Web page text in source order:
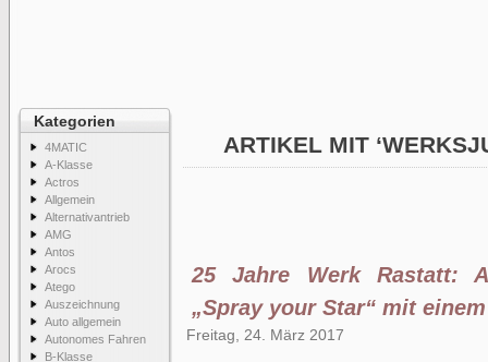
Kategorien
4MATIC
A-Klasse
Actros
Allgemein
Alternativantrieb
AMG
Antos
Arocs
Atego
Auszeichnung
Auto allgemein
Autonomes Fahren
B-Klasse
ARTIKEL MIT
25 Jahre Werk Rastatt:
„Spray your Star“ mit
Freitag, 24. März 2017